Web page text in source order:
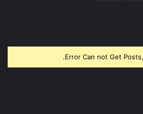
Error Can not Get